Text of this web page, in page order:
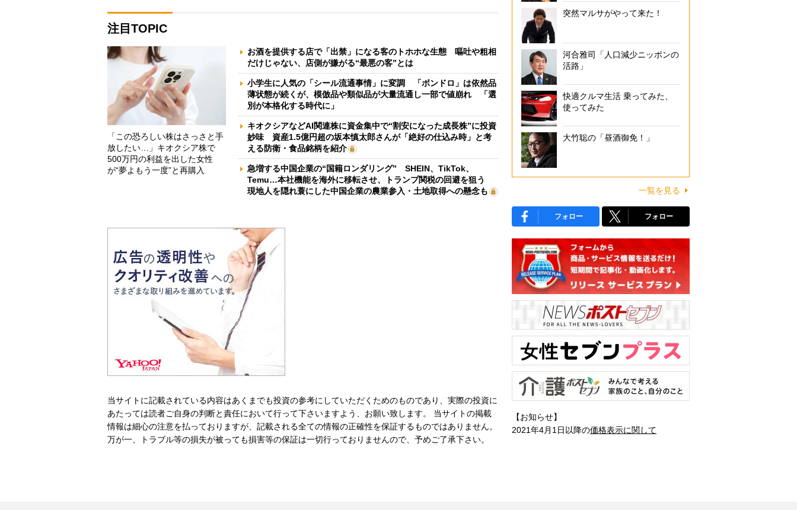
注目TOPIC
「この恐ろしい株はさっさと手
放したい…」キオクシア株で
500万円の利益を出した女性
が“夢よもう一度”と再購入
お酒を提供する店で「出禁」になる客のトホホな生態 嘔吐や粗相
だけじゃない、店側が嫌がる“最悪の客”とは
小学生に人気の「シール流通事情」に変調 「ボンドロ」は依然品
薄状態が続くが、模倣品や類似品が大量流通し一部で値崩れ 「選
別が本格化する時代に」
キオクシアなどAI関連株に資金集中で“割安になった成長株”に投資
妙味 資産1.5億円超の坂本慎太郎さんが「絶好の仕込み時」と考
える防衛・食品銘柄を紹介
急増する中国企業の“国籍ロンダリング” SHEIN、TikTok、
Temu…本社機能を海外に移転させ、トランプ関税の回避を狙う
現地人を隠れ蓑にした中国企業の農業参入・土地取得への懸念も
当サイトに記載されている内容はあくまでも投資の参考にしていただくためのものであり、実際の投資に
あたっては読者ご自身の判断と責任において行って下さいますよう、お願い致します。 当サイトの掲載
情報は細心の注意を払っておりますが、記載される全ての情報の正確性を保証するものではありません。
万が一、トラブル等の損失が被っても損害等の保証は一切行っておりませんので、予めご了承下さい。
突然マルサがやって来た！
河合雅司「人口減少ニッポンの
活路」
快適クルマ生活 乗ってみた、
使ってみた
大竹聡の「昼酒御免！」
一覧を見る
フォロー フォロー
【お知らせ】
2021年4月1日以降の価格表示に関して